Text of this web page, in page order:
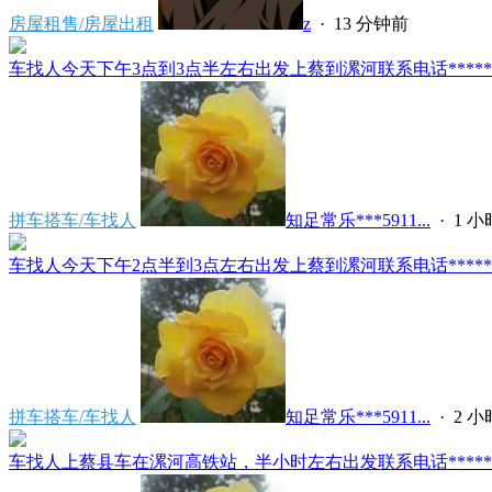
房屋租售/房屋出租 z · 13 分钟前
车找人今天下午3点到3点半左右出发上蔡到漯河联系电话
拼车搭车/车找人 知足常乐***5911... · 1 小
车找人今天下午2点半到3点左右出发上蔡到漯河联系电话
拼车搭车/车找人 知足常乐***5911... · 2 小
车找人上蔡县车在漯河高铁站，半小时左右出发联系电话